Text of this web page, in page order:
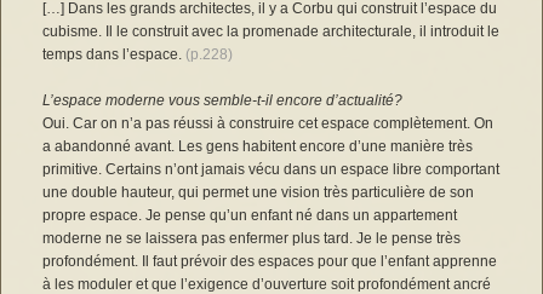
[…] Dans les grands architectes, il y a Corbu qui construit l’espace du
cubisme. Il le construit avec la promenade architecturale, il introduit le
temps dans l’espace. (p.228)
L’espace moderne vous semble-t-il encore d’actualité?
Oui. Car on n’a pas réussi à construire cet espace complètement. On
a abandonné avant. Les gens habitent encore d’une manière très
primitive. Certains n’ont jamais vécu dans un espace libre comportant
une double hauteur, qui permet une vision très particulière de son
propre espace. Je pense qu’un enfant né dans un appartement
moderne ne se laissera pas enfermer plus tard. Je le pense très
profondément. Il faut prévoir des espaces pour que l’enfant apprenne
à les moduler et que l’exigence d’ouverture soit profondément ancré